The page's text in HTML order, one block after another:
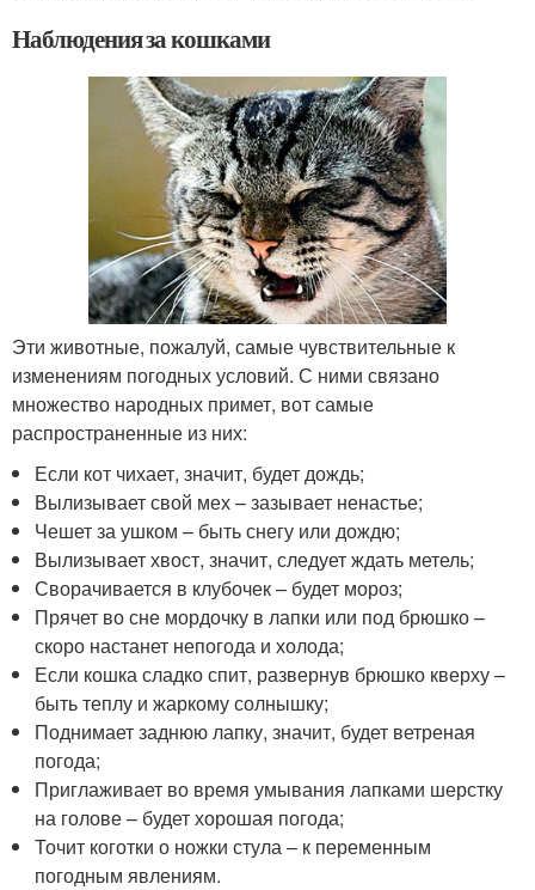
Наблюдения за кошками
Эти животные, пожалуй, самые чувствительные к
изменениям погодных условий. С ними связано
множество народных примет, вот самые
распространенные из них:
Если кот чихает, значит, будет дождь;
Вылизывает свой мех – зазывает ненастье;
Чешет за ушком – быть снегу или дождю;
Вылизывает хвост, значит, следует ждать метель;
Сворачивается в клубочек – будет мороз;
Прячет во сне мордочку в лапки или под брюшко –
скоро настанет непогода и холода;
Если кошка сладко спит, развернув брюшко кверху –
быть теплу и жаркому солнышку;
Поднимает заднюю лапку, значит, будет ветреная
погода;
Приглаживает во время умывания лапками шерстку
на голове – будет хорошая погода;
Точит коготки о ножки стула – к переменным
погодным явлениям.